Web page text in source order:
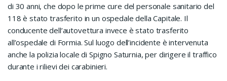
di 30 anni, che dopo le prime cure del personale sanitario del
118 è stato trasferito in un ospedale della Capitale. Il
conducente dell’autovettura invece è stato trasferito
all’ospedale di Formia. Sul luogo dell’incidente è intervenuta
anche la polizia locale di Spigno Saturnia, per dirigere il traffico
durante i rilievi dei carabinieri.